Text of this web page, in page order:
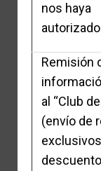
nos haya
Remisión
al “Club
(envío de